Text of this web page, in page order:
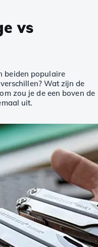
vs
beiden populaire
Wat zijn de
zou je de een boven de
uit.